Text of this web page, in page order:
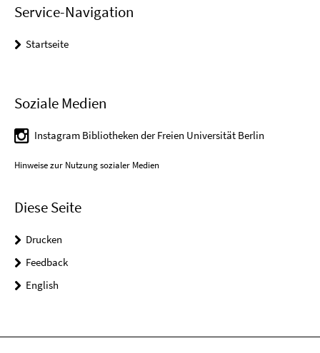
Service-Navigation
Startseite
Soziale Medien
Instagram Bibliotheken der Freien Universität Berlin
Hinweise zur Nutzung sozialer Medien
Diese Seite
Drucken
Feedback
English